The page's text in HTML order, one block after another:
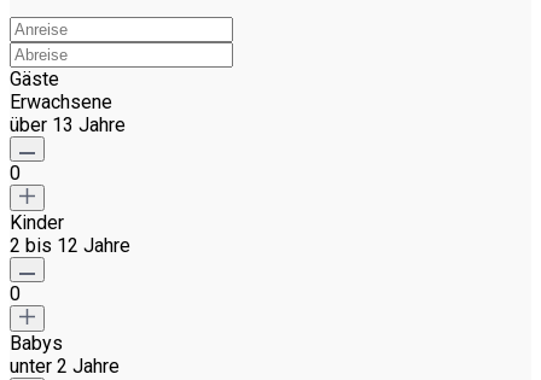
Gäste
Erwachsene
über 13 Jahre
0
Kinder
2 bis 12 Jahre
0
Babys
unter 2 Jahre